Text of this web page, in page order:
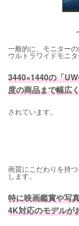
一般的に、モニター
ウルトラワイドモニ
3440×1440の「
度の商品まで幅広
されています。
画質にこだわりを持
します。
特に映画鑑賞や写
4K対応のモデルが